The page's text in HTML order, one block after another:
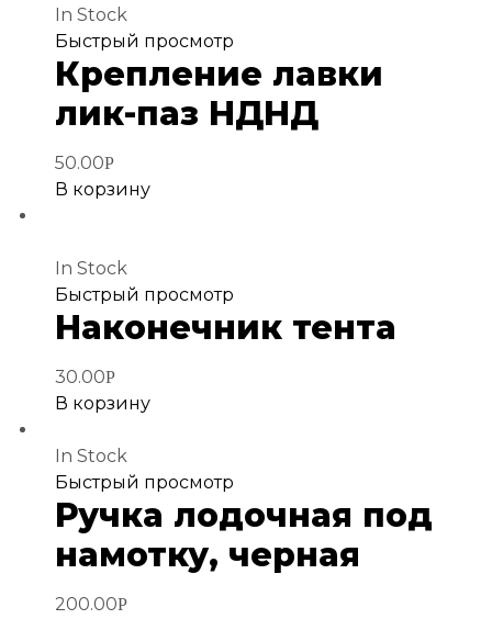
In Stock
Добавить
в
избранное
Быстрый просмотр
Крепление лавки
лик-паз НДНД
50.00Р
В корзину
In Stock
Добавить
в
Быстрый просмотр
Наконечник тента
30.00Р
В корзину
In Stock
Добавить
в
избранное
Быстрый просмотр
Ручка лодочная под
намотку, черная
200.00Р